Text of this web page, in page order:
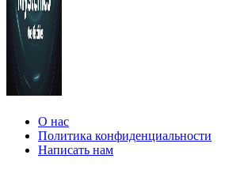
О нас
Политика конфиденциальности
Написать нам